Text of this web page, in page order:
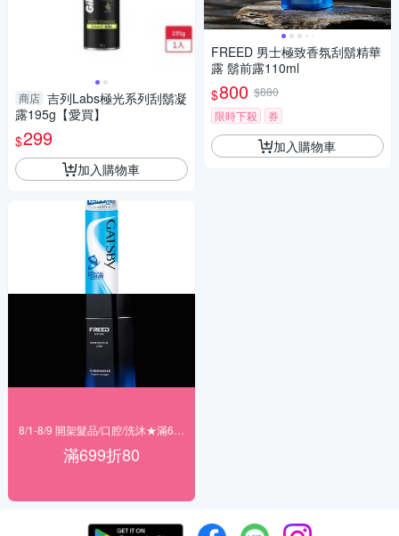
商店 吉列Labs極光系列刮鬍凝
露195g【愛買】
$299
加入購物車
滿699折80
FREED 男士極致香氛刮鬍精華
露 鬍前露110ml
$800 $880
限時下殺
券
加入購物車